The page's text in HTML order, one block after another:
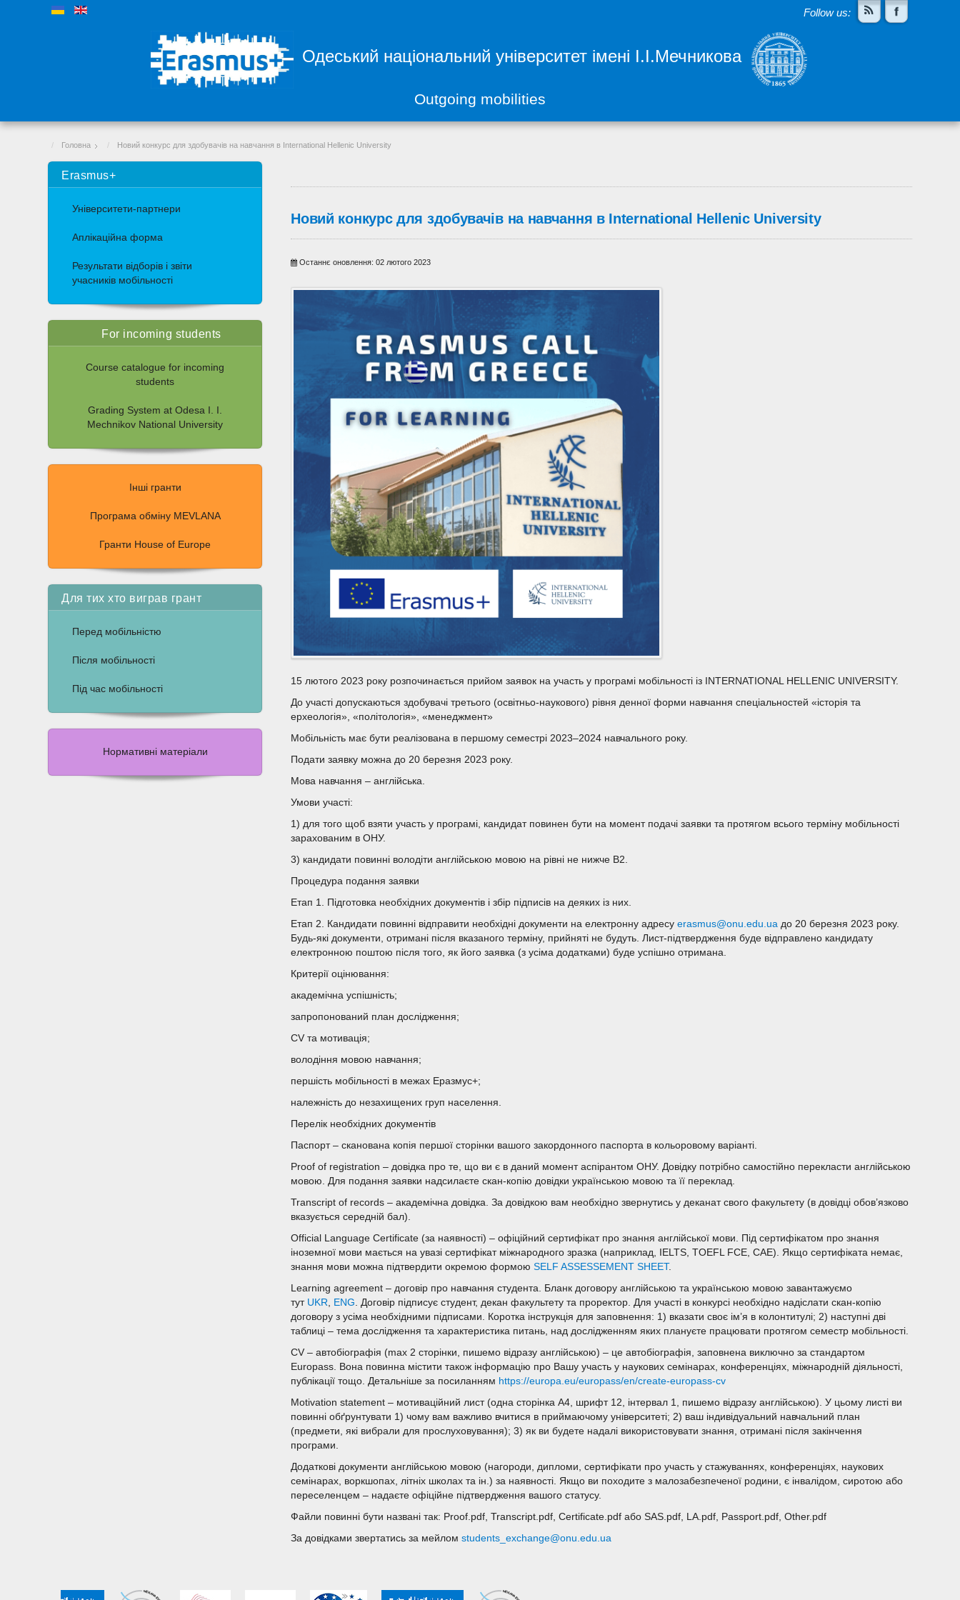
Follow us:
Одеський національний університет імені І.І.Мечникова
Outgoing mobilities
Головна Новий конкурс для здобувачів на навчання в International Hellenic University
Erasmus+
Університети-партнери
Аплікаційна форма
Результати відборів і звіти
учасників мобільності
For incoming students
Course catalogue for incoming
students
Grading System at Odesa I. I.
Mechnikov National University
Інші гранти
Програма обміну MEVLANA
Гранти House of Europe
Для тих хто виграв грант
Перед мобільністю
Після мобільності
Під час мобільності
Нормативні матеріали
Новий конкурс для здобувачів на навчання в International Hellenic University
Останнє оновлення: 02 лютого 2023
15 лютого 2023 року розпочинається прийом заявок на участь у програмі мобільності із INTERNATIONAL HELLENIC UNIVERSITY.
До участі допускаються здобувачі третього (освітньо-наукового) рівня денної форми навчання спеціальностей «історія та
ерхеологія», «політологія», «менеджмент»
Мобільність має бути реалізована в першому семестрі 2023–2024 навчального року.
Подати заявку можна до 20 березня 2023 року.
Мова навчання – англійська.
Умови участі:
1) для того щоб взяти участь у програмі, кандидат повинен бути на момент подачі заявки та протягом всього терміну мобільності
зарахованим в ОНУ.
3) кандидати повинні володіти англійською мовою на рівні не нижче B2.
Процедура подання заявки
Етап 1. Підготовка необхідних документів і збір підписів на деяких із них.
Етап 2. Кандидати повинні відправити необхідні документи на електронну адресуerasmus@onu.edu.ua до 20 березня 2023 року.
Будь-які документи, отримані після вказаного терміну, прийняті не будуть. Лист-підтвердження буде відправлено кандидату
електронною поштою після того, як його заявка (з усіма додатками) буде успішно отримана.
Критерії оцінювання:
академічна успішність;
запропонований план дослідження;
CV та мотивація;
володіння мовою навчання;
першість мобільності в межах Еразмус+;
належність до незахищених груп населення.
Перелік необхідних документів
Паспорт – сканована копія першої сторінки вашого закордонного паспорта в кольоровому варіанті.
Proof of registration – довідка про те, що ви є в даний момент аспірантом ОНУ. Довідку потрібно самостійно перекласти англійською
мовою. Для подання заявки надсилаєте скан-копію довідки українською мовою та її переклад.
Transcript of records – академічна довідка. За довідкою вам необхідно звернутись у деканат свого факультету (в довідці обов’язково
вказується середній бал).
Official Language Certificate (за наявності) – офіційний сертифікат про знання англійської мови. Під сертифікатом про знання
іноземної мови мається на увазі сертифікат міжнародного зразка (наприклад, IELTS, TOEFL FCE, CAE). Якщо сертифіката немає,
знання мови можна підтвердити окремою формоюSELF ASSESSEMENT SHEET.
Learning agreement – договір про навчання студента. Бланк договору англійською та українською мовою завантажуємо
тут UKR, ENG. Договір підписує студент, декан факультету та проректор. Для участі в конкурсі необхідно надіслати скан-копію
договору з усіма необхідними підписами. Коротка інструкція для заповнення: 1) вказати своє ім’я в колонтитулі; 2) наступні дві
таблиці – тема дослідження та характеристика питань, над дослідженням яких плануєте працювати протягом семестр мобільності.
CV – автобіографія (max 2 сторінки, пишемо відразу англійською) – це автобіографія, заповнена виключно за стандартом
Europass. Вона повинна містити також інформацію про Вашу участь у наукових семінарах, конференціях, міжнародній діяльності,
публікації тощо. Детальніше за посиланням https://europa.eu/europass/en/create-europass-cv
Motivation statement – мотиваційний лист (одна сторінка А4, шрифт 12, інтервал 1, пишемо відразу англійською). У цьому листі ви
повинні обґрунтувати 1) чому вам важливо вчитися в приймаючому університеті; 2) ваш індивідуальний навчальний план
(предмети, які вибрали для прослуховування); 3) як ви будете надалі використовувати знання, отримані після закінчення
програми.
Додаткові документи англійською мовою (нагороди, дипломи, сертифікати про участь у стажуваннях, конференціях, наукових
семінарах, воркшопах, літніх школах та ін.) за наявності. Якщо ви походите з малозабезпеченої родини, є інвалідом, сиротою або
переселенцем – надаєте офіційне підтвердження вашого статусу.
Файли повинні бути названі так: Proof.pdf, Transcript.pdf, Certificate.pdf або SAS.pdf, LA.pdf, Passport.pdf, Other.pdf
За довідками звертатись за мейломstudents_exchange@onu.edu.ua